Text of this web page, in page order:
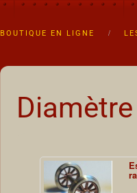
BOUTIQUE EN LIGNE